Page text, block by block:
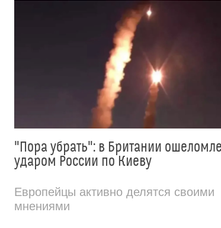
"Пора убрать": в Британии
ударом России по Киеву
Европейцы активно делятся своими
мнениями